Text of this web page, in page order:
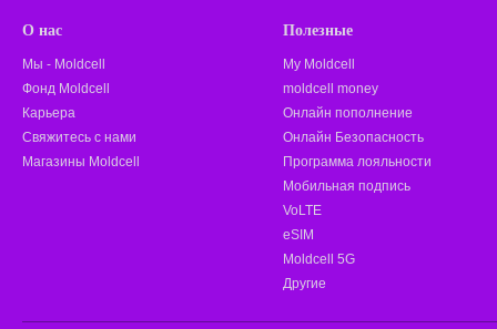
О нас
Мы - Moldcell
Фонд Moldcell
Карьера
Свяжитесь с нами
Магазины Moldcell
Полезные
My Moldcell
moldcell money
Онлайн пополнение
Онлайн Безопасность
Программа лояльности
Мобильная подпись
VoLTE
eSIM
Moldcell 5G
Другие